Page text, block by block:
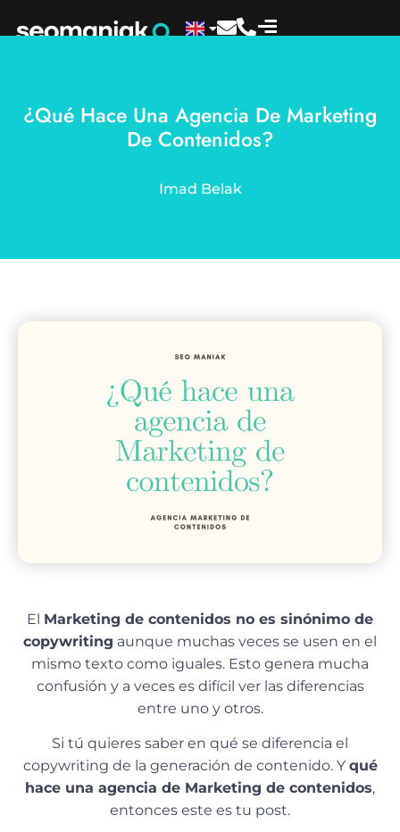
¿Qué Hace Una Agencia De Marketing
De Contenidos?
Imad Belak
El Marketing de contenidos no es sinónimo de
copywriting aunque muchas veces se usen en el
mismo texto como iguales. Esto genera mucha
confusión y a veces es difícil ver las diferencias
entre uno y otros.
Si tú quieres saber en qué se diferencia el
copywriting de la generación de contenido. Y qué
hace una agencia de Marketing de contenidos,
entonces este es tu post.